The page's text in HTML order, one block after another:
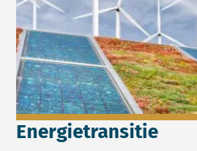
Energietransitie